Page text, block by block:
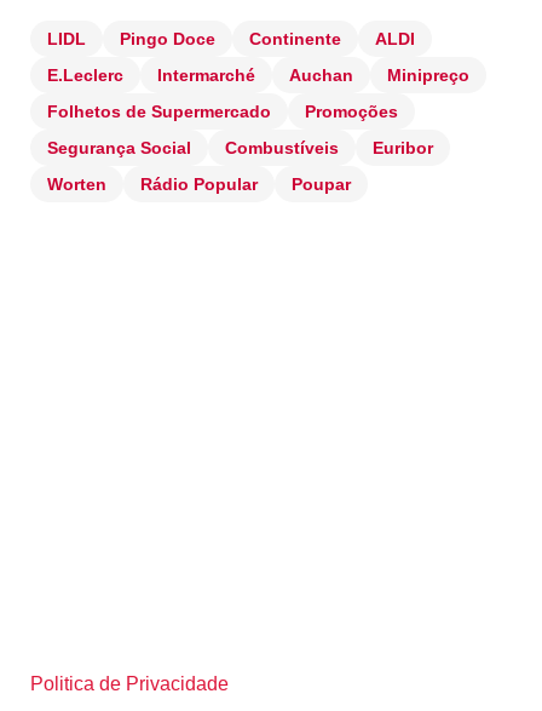
LIDL Pingo Doce Continente
ALDI
E.Leclerc
Intermarché Auchan
Minipreço
Folhetos de Supermercado
Promoções
Segurança Social
Combustíveis
Euribor
Worten
Rádio Popular Poupar
Politica de Privacidade